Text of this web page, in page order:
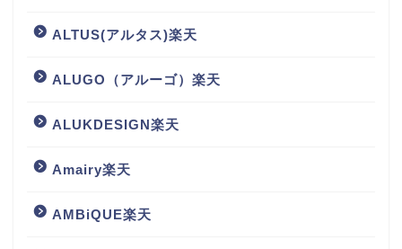
ALTUS(アルタス)楽天
ALUGO（アルーゴ）楽天
ALUKDESIGN楽天
Amairy楽天
AMBiQUE楽天